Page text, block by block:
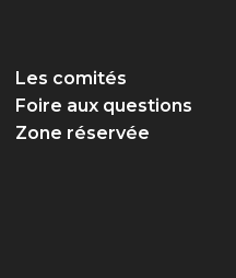
Les comités
Foire aux questions
Zone réservée